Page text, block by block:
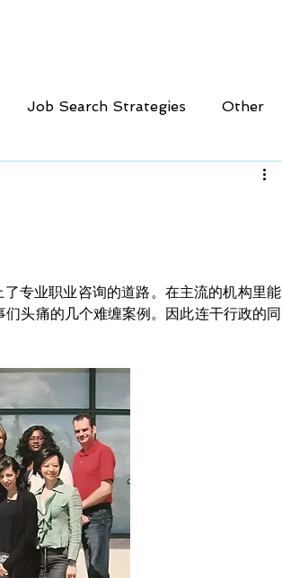
Job Search Strategies Other
专业职业咨询的道路。在主流的机构里能
头痛的几个难缠案例。因此连干行政的同